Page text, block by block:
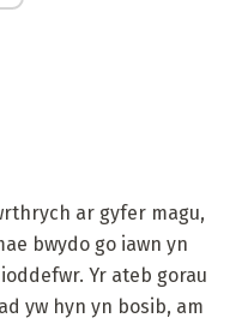
ar gyfer magu,
bwydo go iawn yn
Yr ateb gorau
yw hyn yn bosib, am